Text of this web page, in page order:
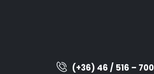
(+36) 46 / 516 – 700